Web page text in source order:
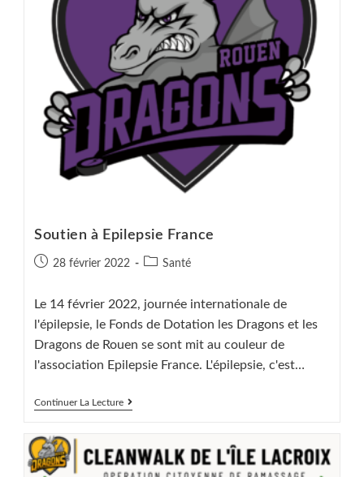
Soutien à Epilepsie France
Publication
28 février 2022
PostSanté
Le 14 février 2022, journée internationale de
l'épilepsie, le Fonds de Dotation les Dragons et les
Dragons de Rouen se sont mit au couleur de
l'association Epilepsie France. L'épilepsie, c'est…
Continuer La LectureSoutien